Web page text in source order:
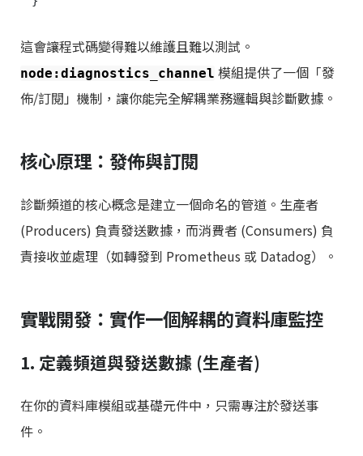
這會讓程式碼變得難以維護且難以測試。
node:diagnostics_channel 模組提供了一個「發
佈/訂閱」機制，讓你能完全解耦業務邏輯與診斷數據。
核心原理：發佈與訂閱
診斷頻道的核心概念是建立一個命名的管道。生產者
(Producers) 負責發送數據，而消費者 (Consumers) 負
責接收並處理（如轉發到 Prometheus 或 Datadog）。
實戰開發：實作一個解耦的資料庫監控
1. 定義頻道與發送數據 (生產者)
在你的資料庫模組或基礎元件中，只需專注於發送事
件。